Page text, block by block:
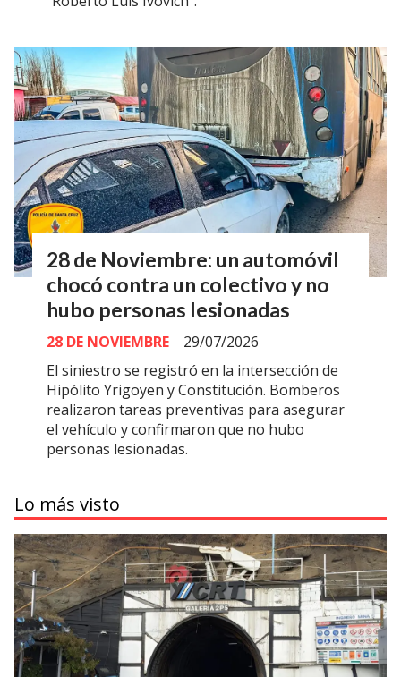
28 de Noviembre: un automóvil
chocó contra un colectivo y no
hubo personas lesionadas
28 DE NOVIEMBRE
29/07/2026
El siniestro se registró en la intersección de
Hipólito Yrigoyen y Constitución. Bomberos
realizaron tareas preventivas para asegurar
el vehículo y confirmaron que no hubo
personas lesionadas.
Lo más visto